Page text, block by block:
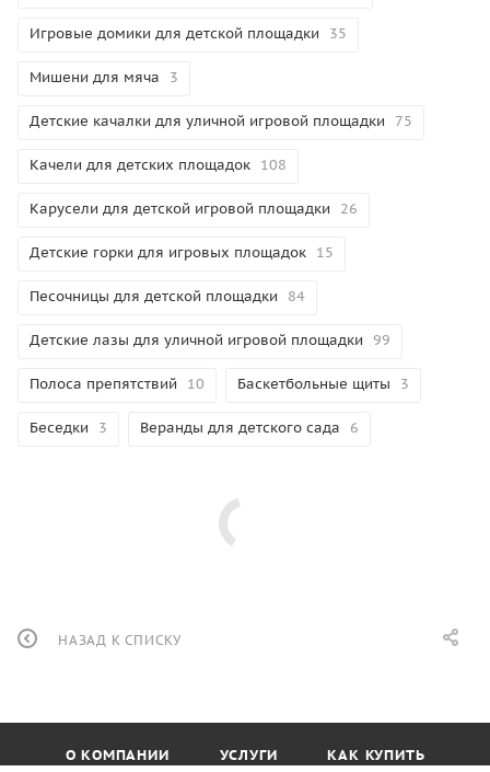
Игровые домики для детской площадки 35
Мишени для мяча 3
Детские качалки для уличной игровой площадки 75
Качели для детских площадок 108
Карусели для детской игровой площадки 26
Детские горки для игровых площадок 15
Песочницы для детской площадки 84
Детские лазы для уличной игровой площадки 99
Полоса препятствий 10 Баскетбольные щиты 3
Беседки 3 Веранды для детского сада 6
НАЗАД К СПИСКУ
О КОМПАНИИ УСЛУГИ КАК КУПИТЬ